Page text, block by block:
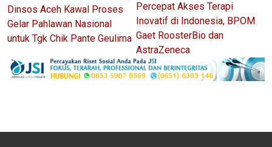
Dinsos Aceh Kawal Proses
Gelar Pahlawan Nasional
untuk Tgk Chik Pante Geulima
Percepat Akses Terapi
Inovatif di Indonesia, BPOM
Gaet RoosterBio dan
AstraZeneca